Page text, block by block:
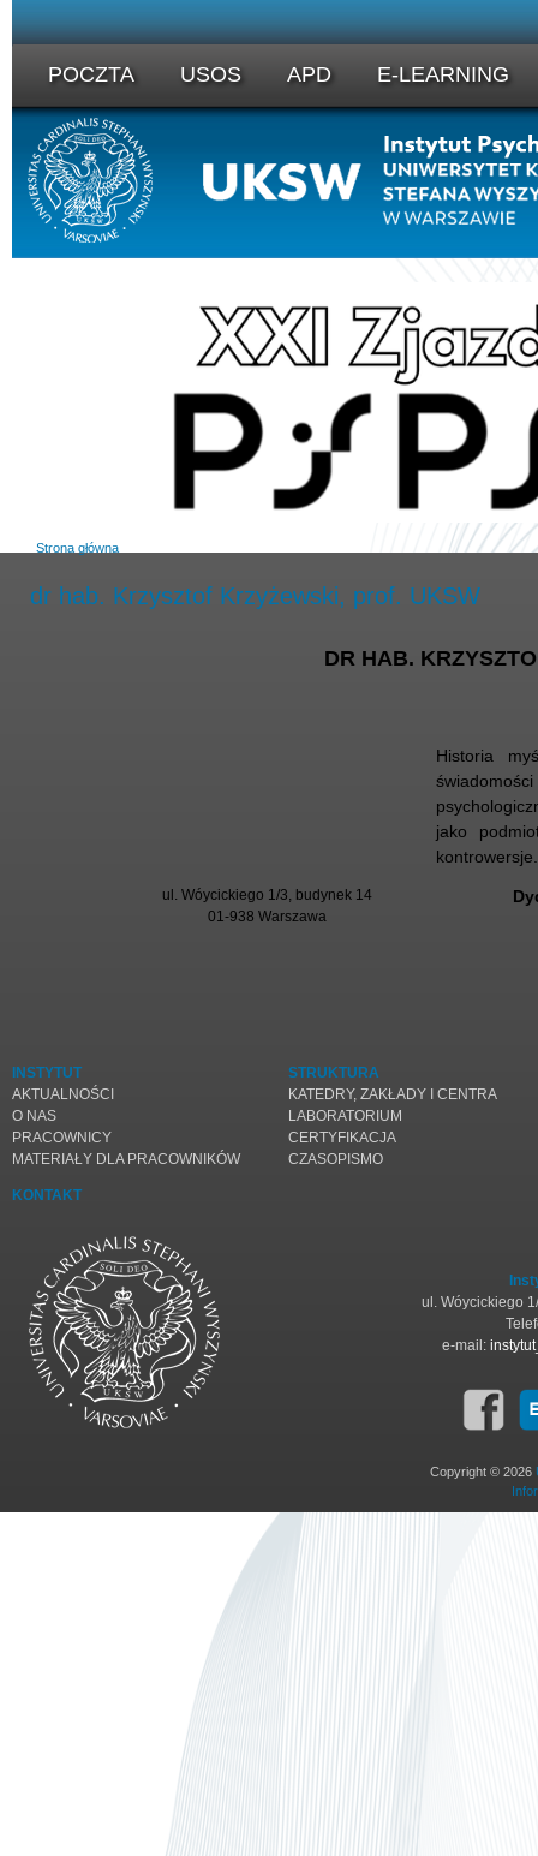
POCZTA USOS APD E-LEARNING
Strona główna
dr hab. Krzysztof Krzyżewski, prof. UKSW
DR HAB.
ul. Wóycickiego 1/3, budynek 14
01-938 Warszawa
Historia
jako
INSTYTUT
AKTUALNOŚCI
O NAS
PRACOWNICY
MATERIAŁY DLA PRACOWNIKÓW
KONTAKT
STRUKTURA
KATEDRY, ZAKŁADY I CENTRA
LABORATORIUM
CERTYFIKACJA
CZASOPISMO
ul. Wóycickiego
e-mail:
Copyright © 2026